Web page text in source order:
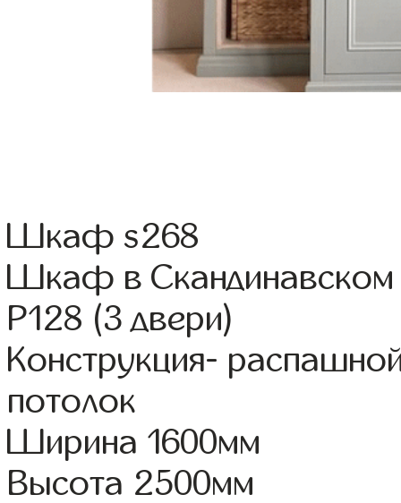
Шкаф s268
Шкаф в Скандинавском
Р128 (3 двери)
Конструкция-
потолок
Ширина 1600мм
Высота 2500мм